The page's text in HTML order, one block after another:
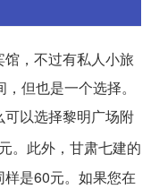
，不过有私人小旅
但也是一个选择。
以选择黎明广场附
。此外，甘肃七建的
是60元。如果您在